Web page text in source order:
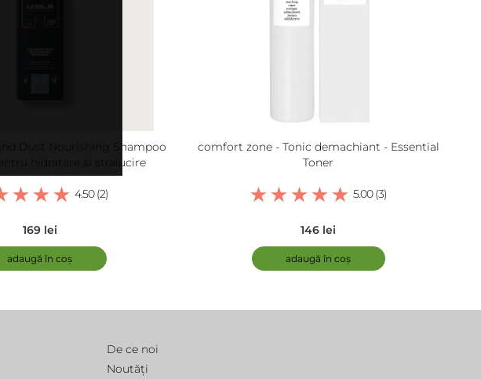
Dust Nourishing Shampoo
hidratare si stralucire
4.50 (2)
169 lei
adaugă în coș
comfort zone - Tonic demachiant - Essential
Toner
5.00 (3)
146 lei
adaugă în coș
De ce noi
Noutăți